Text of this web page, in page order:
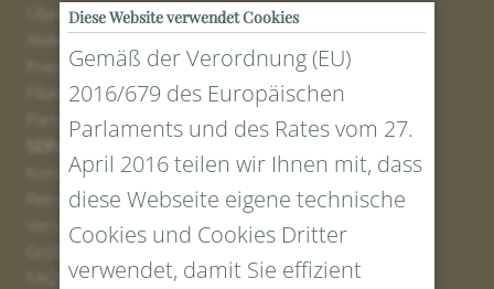
Über uns
Atelier
Presse
Filialen
Partner
SERVICE
Kontakt
Retourenportal
Versand
Diese Website verwendet Cookies
Gemäß der Verordnung (EU)
2016/679 des Europäischen
Parlaments und des Rates vom 27.
April 2016 teilen wir Ihnen mit, dass
diese Webseite eigene technische
Cookies und Cookies Dritter
verwendet, damit Sie effizient